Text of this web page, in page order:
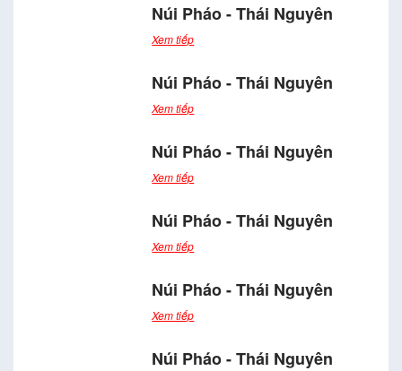
Núi Pháo - Thái Nguyên
Xem tiếp
Núi Pháo - Thái Nguyên
Xem tiếp
Núi Pháo - Thái Nguyên
Xem tiếp
Núi Pháo - Thái Nguyên
Xem tiếp
Núi Pháo - Thái Nguyên
Xem tiếp
Núi Pháo - Thái Nguyên